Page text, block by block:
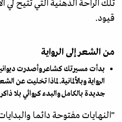
تلك الراحة الذهنية التي تتيح لي
قيود.
من الشعر إلى الرواية
بدأت مسيرتك كشاعر وأصدرت
الرواية وبالألمانية. لماذا تخليت
جديدة بالكامل والبدء كروائي بلا
"النهايات مفتوحة دائما